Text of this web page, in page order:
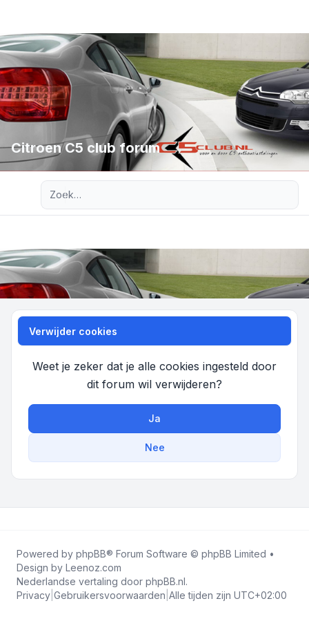
Citroen C5 club forum
Verwijder cookies
Weet je zeker dat je alle cookies ingesteld door
dit forum wil verwijderen?
Ja
Nee
Powered by phpBB® Forum Software © phpBB Limited •
Design by Leenoz.com
Nederlandse vertaling door phpBB.nl.
Privacy Gebruikersvoorwaarden Alle tijden zijn UTC+02:00